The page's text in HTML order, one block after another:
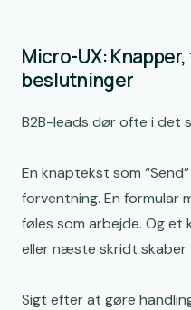
Micro-UX:
beslutninger
B2B-leads dør ofte i det
En knaptekst som
forventning. En formular
føles som arbejde. Og
eller næste skridt skaber
Sigt efter at gøre